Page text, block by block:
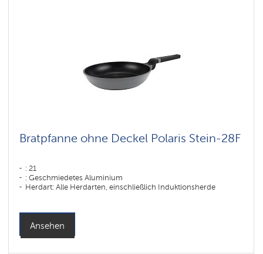
Bratpfanne ohne Deckel Polaris Stein-28F
: 21
: Geschmiedetes Aluminium
Herdart: Alle Herdarten, einschließlich Induktionsherde
Ansehen